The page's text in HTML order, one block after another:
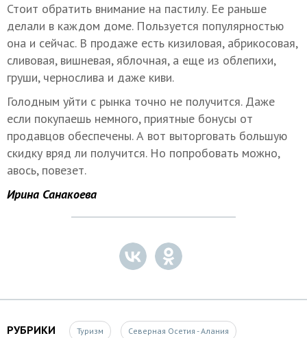
Стоит обратить внимание на пастилу. Ее раньше
делали в каждом доме. Пользуется популярностью
она и сейчас. В продаже есть кизиловая, абрикосовая,
сливовая, вишневая, яблочная, а еще из облепихи,
груши, чернослива и даже киви.
Голодным уйти с рынка точно не получится. Даже
если покупаешь немного, приятные бонусы от
продавцов обеспечены. А вот выторговать большую
скидку вряд ли получится. Но попробовать можно,
авось, повезет.
Ирина Санакоева
РУБРИКИ Туризм Северная Осетия - Алания